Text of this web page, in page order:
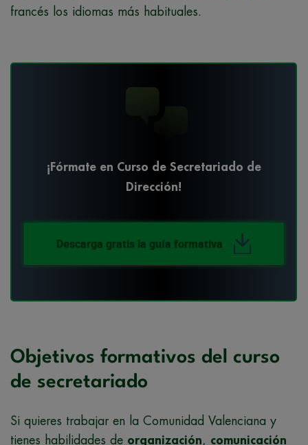
francés los idiomas más habituales.
¡Fórmate en Curso de Secretariado de
Dirección!
Descarga gratis la guía formativa
Objetivos formativos del curso
de secretariado
Si quieres trabajar en la Comunidad Valenciana y
tienes habilidades de organización, comunicación